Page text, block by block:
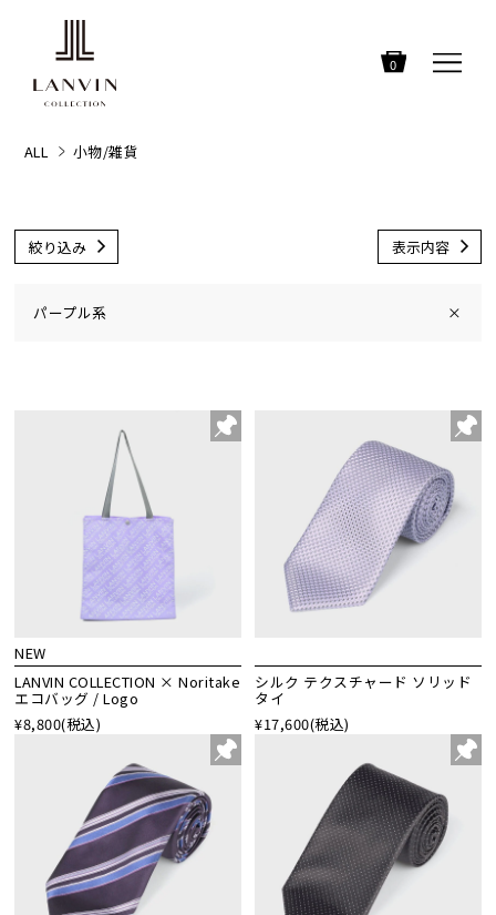
0
ALL 小物/雑貨
絞り込み 表示内容
パープル系 ×
NEW
LANVIN COLLECTION × Noritake
エコバッグ / Logo
¥8,800(税込)
シルク テクスチャード ソリッド
タイ
¥17,600(税込)